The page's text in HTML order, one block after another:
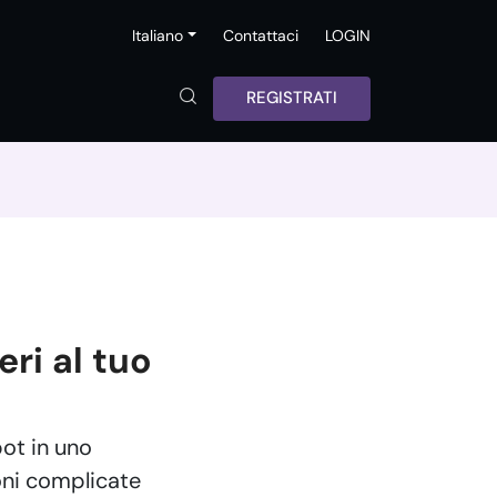
Italiano Contattaci LOGIN
REGISTRATI
al tuo
in uno
complicate